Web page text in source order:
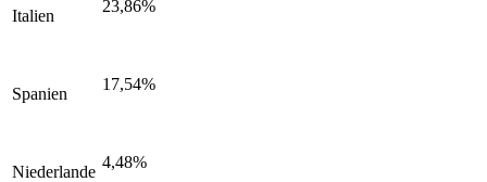
Italien
23,86%
Spanien
17,54%
Niederlande
4,48%